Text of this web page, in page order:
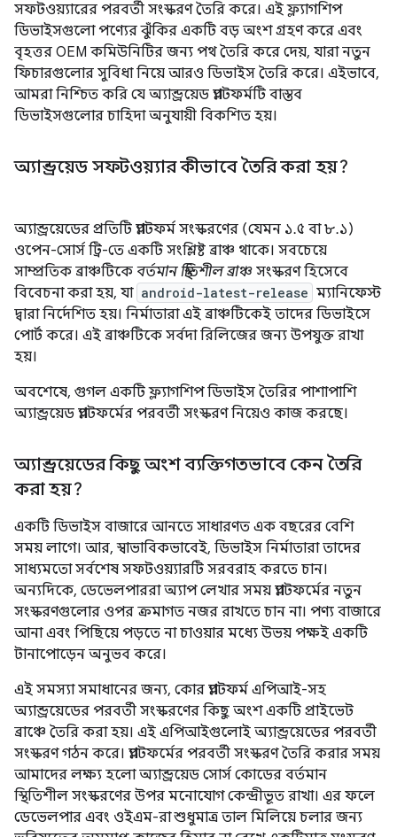
সফটওয়্যারের পরবর্তী সংস্করণ তৈরি করে। এই ফ্ল্যাগশিপ
ডিভাইসগুলো পণ্যের ঝুঁকির একটি বড় অংশ গ্রহণ করে এবং
বৃহত্তর OEM কমিউনিটির জন্য পথ তৈরি করে দেয়, যারা নতুন
ফিচারগুলোর সুবিধা নিয়ে আরও ডিভাইস তৈরি করে। এইভাবে,
আমরা নিশ্চিত করি যে অ্যান্ড্রয়েড প্ল্যাটফর্মটি বাস্তব
ডিভাইসগুলোর চাহিদা অনুযায়ী বিকশিত হয়।
অ্যান্ড্রয়েড সফটওয়্যার কীভাবে তৈরি করা হয়?
অ্যান্ড্রয়েডের প্রতিটি প্ল্যাটফর্ম সংস্করণের (যেমন ১.৫ বা ৮.১)
ওপেন-সোর্স ট্রি-তে একটি সংশ্লিষ্ট ব্রাঞ্চ থাকে। সবচেয়ে
সাম্প্রতিক ব্রাঞ্চটিকে বর্তমান স্থিতিশীল ব্রাঞ্চ সংস্করণ হিসেবে
বিবেচনা করা হয়, যা android-latest-release ম্যানিফেস্ট
দ্বারা নির্দেশিত হয়। নির্মাতারা এই ব্রাঞ্চটিকেই তাদের ডিভাইসে
পোর্ট করে। এই ব্রাঞ্চটিকে সর্বদা রিলিজের জন্য উপযুক্ত রাখা
হয়।
অবশেষে, গুগল একটি ফ্ল্যাগশিপ ডিভাইস তৈরির পাশাপাশি
অ্যান্ড্রয়েড প্ল্যাটফর্মের পরবর্তী সংস্করণ নিয়েও কাজ করছে।
অ্যান্ড্রয়েডের কিছু অংশ ব্যক্তিগতভাবে কেন তৈরি
করা হয়?
একটি ডিভাইস বাজারে আনতে সাধারণত এক বছরের বেশি
সময় লাগে। আর, স্বাভাবিকভাবেই, ডিভাইস নির্মাতারা তাদের
সাধ্যমতো সর্বশেষ সফটওয়্যারটি সরবরাহ করতে চান।
অন্যদিকে, ডেভেলপাররা অ্যাপ লেখার সময় প্ল্যাটফর্মের নতুন
সংস্করণগুলোর ওপর ক্রমাগত নজর রাখতে চান না। পণ্য বাজারে
আনা এবং পিছিয়ে পড়তে না চাওয়ার মধ্যে উভয় পক্ষই একটি
টানাপোড়েন অনুভব করে।
এই সমস্যা সমাধানের জন্য, কোর প্ল্যাটফর্ম এপিআই-সহ
অ্যান্ড্রয়েডের পরবর্তী সংস্করণের কিছু অংশ একটি প্রাইভেট
ব্রাঞ্চে তৈরি করা হয়। এই এপিআইগুলোই অ্যান্ড্রয়েডের পরবর্তী
সংস্করণ গঠন করে। প্ল্যাটফর্মের পরবর্তী সংস্করণ তৈরি করার সময়
আমাদের লক্ষ্য হলো অ্যান্ড্রয়েড সোর্স কোডের বর্তমান
স্থিতিশীল সংস্করণের উপর মনোযোগ কেন্দ্রীভূত রাখা। এর ফলে
ডেভেলপার এবং ওইএম-রা শুধুমাত্র তাল মিলিয়ে চলার জন্য